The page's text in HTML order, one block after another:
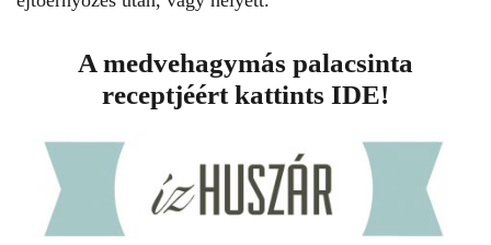
A medvehagymás palacsinta
receptjéért kattints IDE!